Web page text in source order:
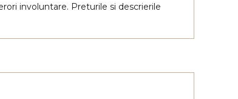
involuntare. Preturile si descrierile